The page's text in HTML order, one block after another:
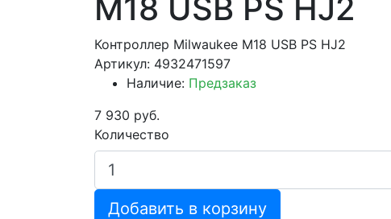
M18 USB PS HJ2
Контроллер Milwaukee M18 USB PS HJ2
Артикул: 4932471597
Наличие: Предзаказ
7 930 руб.
Количество
Добавить в корзину